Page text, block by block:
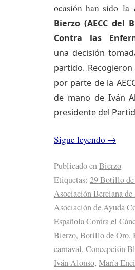
ocasión han sido la
Bierzo (AECC del
Contra las
una decisión
partido.
por parte de la
de mano de Iván
presidente del
Sigue leyendo →
Publicado enBierzo
Etiquetas: 29 Botillo
Asociación Berciana de
Asociación de Ayuda
Española Contra el
Bierzo, Botillo de Oro,
carnaval, Concepción
Iván Alonso, María